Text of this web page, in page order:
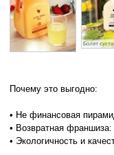
Почему это выгодно:
• Не финансовая
• Возвратная
• Экологичность и